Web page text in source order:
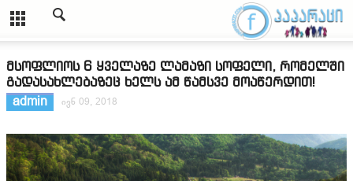
მსოფლიოს 6 ყველაზე ლამაზი სოფელი, რომელში
გადასახლებაზეც ხელს ამ წამსვე მოაწერდით!
admin
ივნ 09, 2018